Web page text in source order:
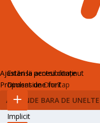
Ajustări la accesibilitate
Propulsat deOneTap
ASCUNDE BARA DE UNELTE
Extensii pentru conținut
Dimensiune font
Implicit